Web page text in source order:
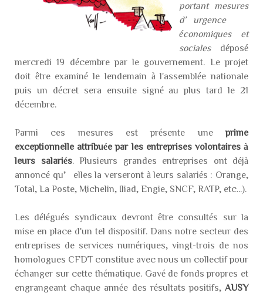
portant mesures
d’urgence
économiques et
socialesdéposé
mercredi 19 décembre par le gouvernement. Le projet
doit être examiné le lendemain à l'assemblée nationale
puis un décret sera ensuite signé au plus tard le 21
décembre.
Parmi ces mesures est présente uneprime
exceptionnelle attribuée par les entreprises volontaires à
leurs salariés. Plusieurs grandes entreprises ont déjà
annoncé qu’elles la verseront à leurs salariés : Orange,
Total, La Poste, Michelin, Iliad, Engie, SNCF, RATP, etc...).
Les délégués syndicaux devront être consultés sur la
mise en place d'un tel dispositif. Dans notre secteur des
entreprises de services numériques, vingt-trois de nos
homologues CFDT constitue avec nous un collectif pour
échanger sur cette thématique. Gavé de fonds propres et
engrangeant chaque année des résultats positifs, AUSY